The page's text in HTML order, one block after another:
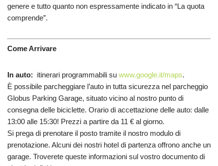
genere e tutto quanto non espressamente indicato in “La quota
comprende”.
Come Arrivare
In auto: itinerari programmabili su www.google.it/maps.
È possibile parcheggiare l’auto in tutta sicurezza nel parcheggio
Globus Parking Garage, situato vicino al nostro punto di
consegna delle biciclette. Orario di accettazione delle auto: dalle
13:00 alle 15:30! Prezzi a partire da 11 € al giorno.
Si prega di prenotare il posto tramite il nostro modulo di
prenotazione. Alcuni dei nostri hotel di partenza offrono anche un
garage. Troverete queste informazioni sul vostro documento di